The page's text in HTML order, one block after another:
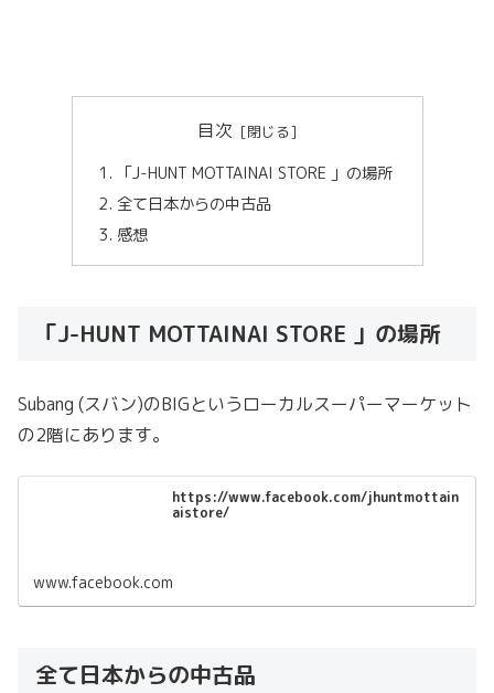
目次
「J-HUNT MOTTAINAI STORE 」の場所
全て日本からの中古品
感想
「J-HUNT MOTTAINAI STORE 」の場所
Subang (スバン)のBIGというローカルスーパーマーケット
の2階にあります。
https://www.facebook.com/jhuntmottain
aistore/
www.facebook.com
全て日本からの中古品